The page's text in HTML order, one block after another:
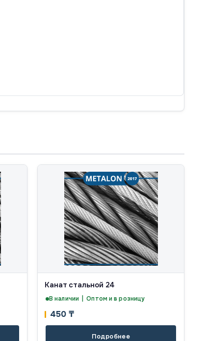
Канат стальной 24
В наличии | Оптом и в розницу
450 ₸
Подробнее